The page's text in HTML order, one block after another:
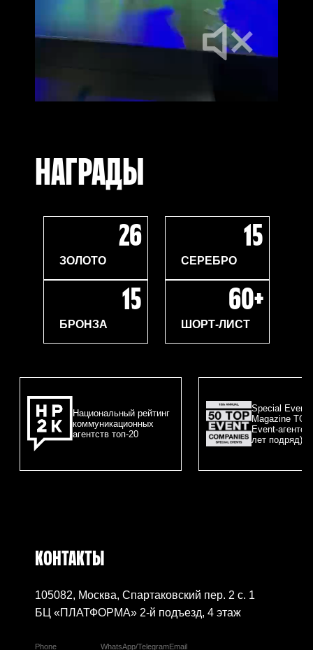
Включить/
НАГРАДЫ
26
ЗОЛОТО
15
СЕРЕБРО
15
БРОНЗА
60+
ШОРТ-ЛИСТ
Национальный рейтинг
коммуникационных
агентств топ-20
Special Events
Magazine
Event-
лет подряд)
КОНТАКТЫ
105082, Москва, Спартаковский пер. 2 с. 1
БЦ «ПЛАТФОРМА» 2-й подъезд, 4 этаж
Phone
WhatsApp/TelegramEmail